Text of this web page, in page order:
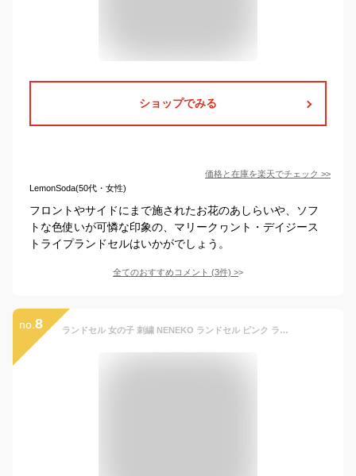
ショップでみる
価格と在庫を楽天でチェック >>
LemonSoda(50代・女性)
フロントやサイドにまで施されたお花のあしらいや、ソフ
トな色使いが可憐な印象の、マリークヮント・デイジース
トライプランドセルはいかがでしょう。
全てのおすすめコメント (3件) >
no. 8 ランドセル 女の子 刺繍 NENEKO ランドセル ピンク ランドセル 紫 ランドセル 女の子 ピンク ランドセル アウトレット ピンク ランドセル 女の子 おしゃれ ランドセル女の子 ランドセル紫 2024 ランドセル 女の子 ランドセル 刺繍 2024年 ランドセル 軽い